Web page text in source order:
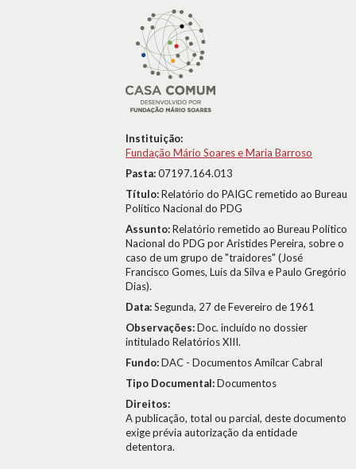
Instituição:
Fundação Mário Soares e Maria Barroso
Pasta:07197.164.013
Título:Relatório do PAIGC remetido ao Bureau
Político Nacional do PDG
Assunto:Relatório remetido ao Bureau Político
Nacional do PDG por Aristides Pereira, sobre o
caso de um grupo de "traidores" (José
Francisco Gomes, Luís da Silva e Paulo Gregório
Dias).
Data:Segunda, 27 de Fevereiro de 1961
Observações:Doc. incluído no dossier
intitulado Relatórios XIII.
Fundo:DAC - Documentos Amílcar Cabral
Tipo Documental:Documentos
Direitos:
A publicação, total ou parcial, deste documento
exige prévia autorização da entidade
detentora.